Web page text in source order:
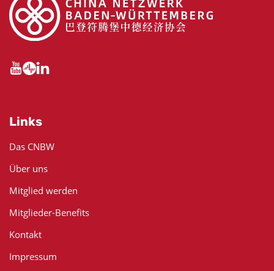
Links
Das CNBW
Über uns
Mitglied werden
Mitglieder-Benefits
Kontakt
Impressum